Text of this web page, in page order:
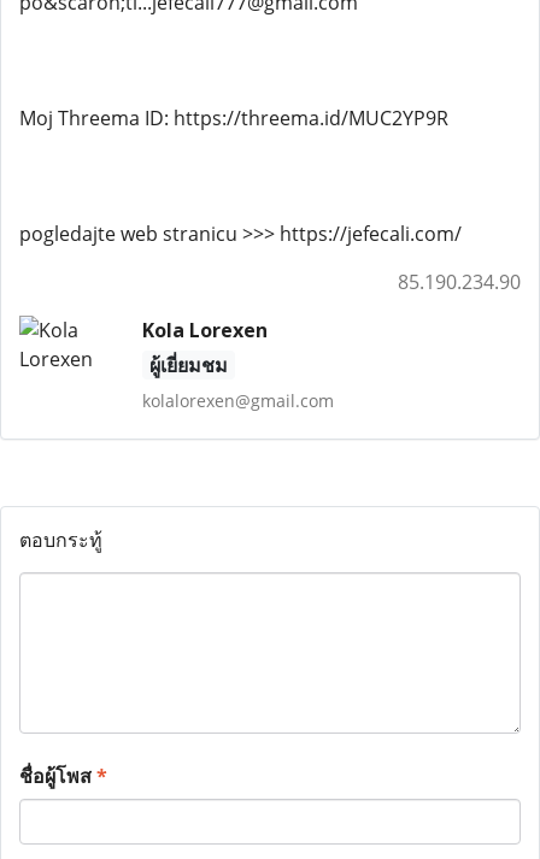
Moj Threema ID: https://threema.id/MUC2YP9R
pogledajte web stranicu >>> https://jefecali.com/
85.190.234.90
Kola Lorexen
ผู้เยี่ยมชม
kolalorexen@gmail.com
ตอบกระทู้
ชื่อผู้โพส*